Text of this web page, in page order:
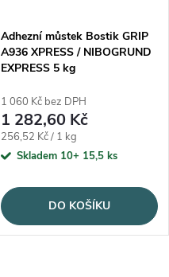
Adhezní můstek Bostik GRIP
A936 XPRESS / NIBOGRUND
EXPRESS 5 kg
1 060 Kč bez DPH
1 282,60 Kč
Měrná cena:
256,52 Kč / 1 kg
Skladem 10+ 15,5 ks
DO KOŠÍKU